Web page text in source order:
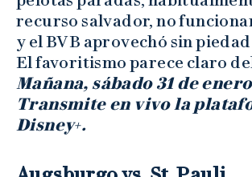
recurso salvador, no
y el BVB aprovechó sin
El favoritismo parece claro
Mañana, sábado 31 de
Transmite en vivo la
Disney+.